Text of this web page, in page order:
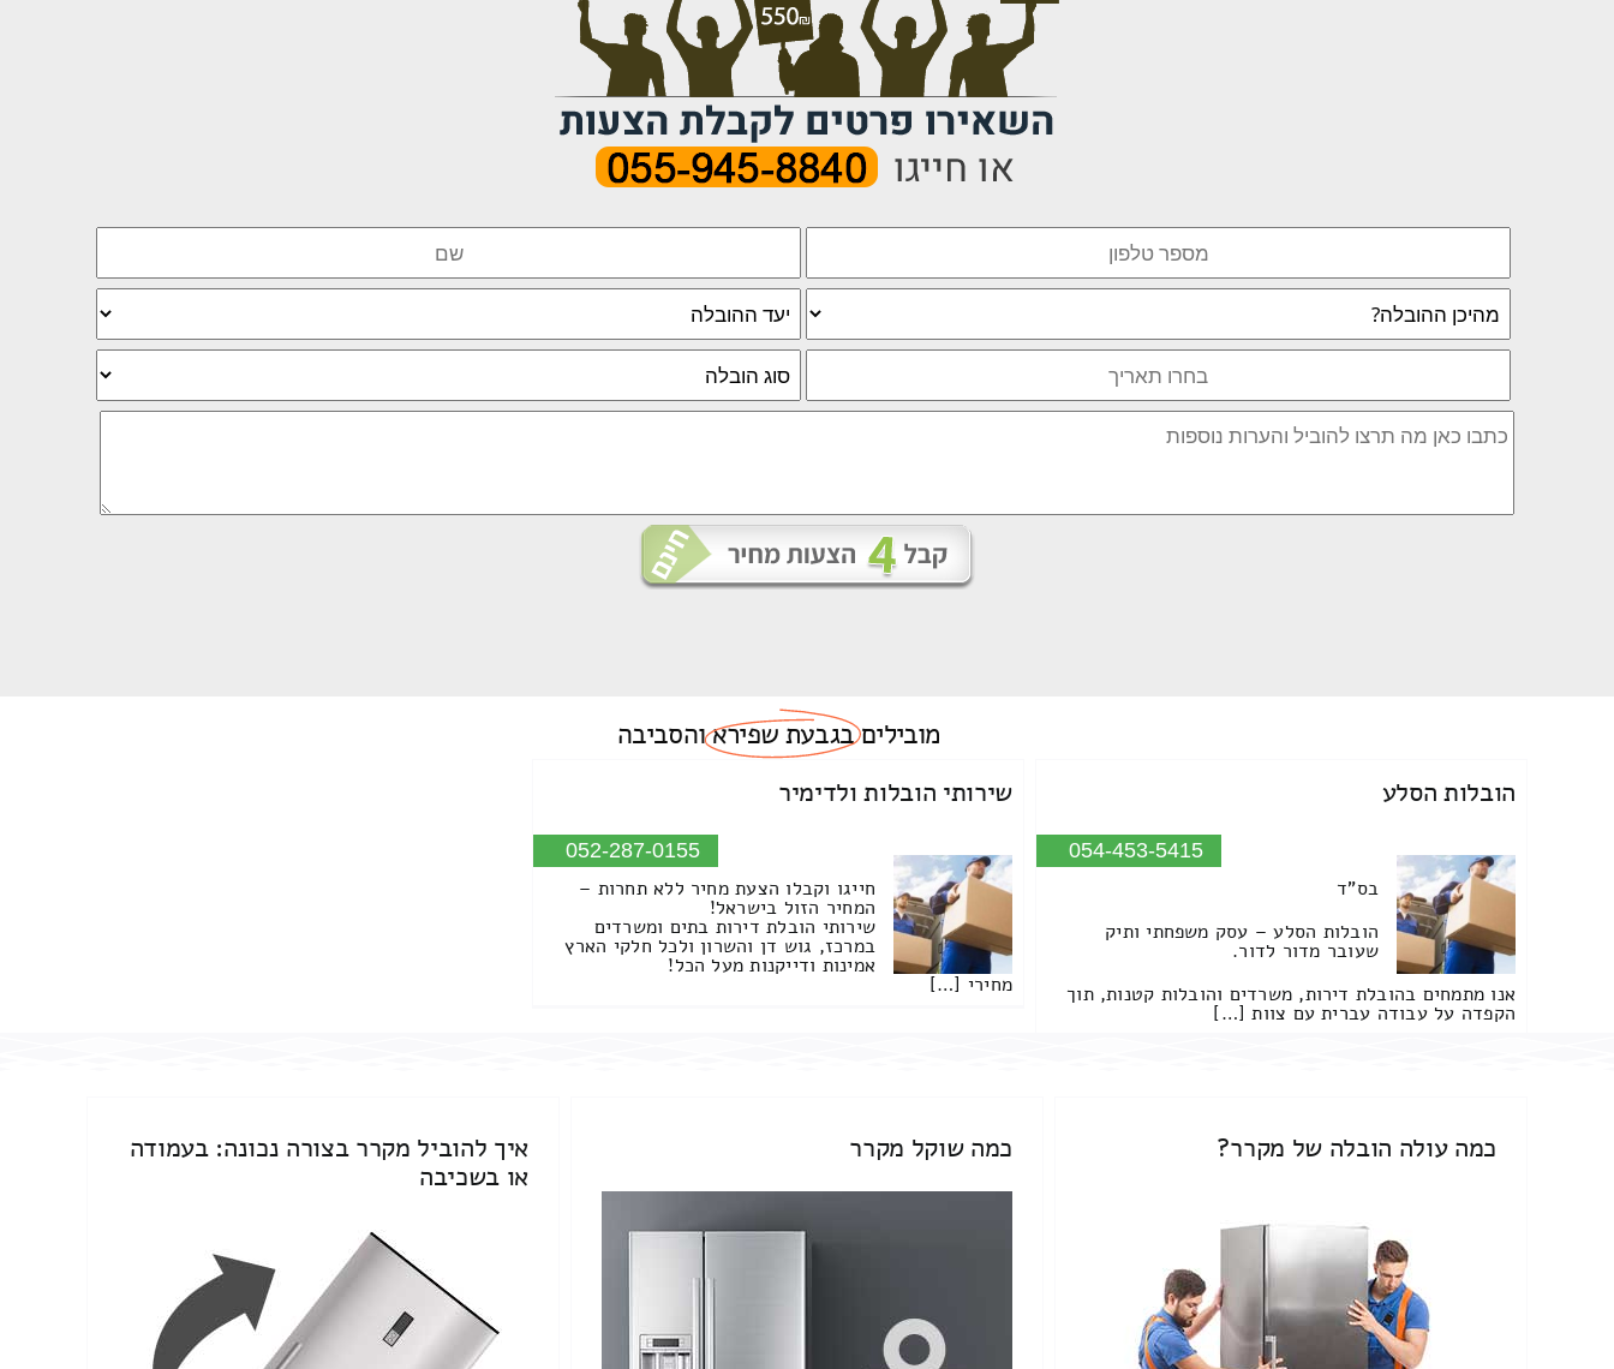
מוביליםבגבעת שפיראוהסביבה
הובלות הסלע
054-453-5415
בס"ד
הובלות הסלע – עסק משפחתי ותיק
שעובר מדור לדור.
אנו מתמחים בהובלת דירות, משרדים והובלות קטנות, תוך
הקפדה על עבודה עברית עם צוות […]
שירותי הובלות ולדימיר
052-287-0155
חייגו וקבלו הצעת מחיר ללא תחרות –
המחיר הזול בישראל!
שירותי הובלת דירות בתים ומשרדים
במרכז, גוש דן והשרון ולכל חלקי הארץ
אמינות ודייקנות מעל הכל!
מחירי […]
כמה עולה הובלה של מקרר? כמה שוקל מקרר
איך להוביל מקרר בצורה נכונה: בעמודה
או בשכיבה